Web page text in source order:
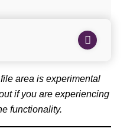
area is experimental
if you are experiencing
functionality.